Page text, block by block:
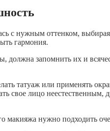
с нужным оттенком,
гармония.
должна запомнить их и
татуаж или применять
свое лицо
макияжа нужно подходить